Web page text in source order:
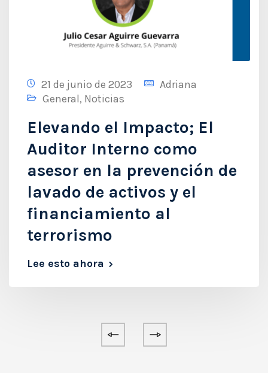
21 de junio de 2023
Adriana
General, Noticias
Elevando el Impacto; El
Auditor Interno como
asesor en la prevención de
lavado de activos y el
financiamiento al
terrorismo
Lee esto ahora